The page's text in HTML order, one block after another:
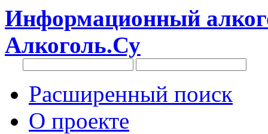
Информационный
Алкоголь.Су
Расширенный поиск
О проекте